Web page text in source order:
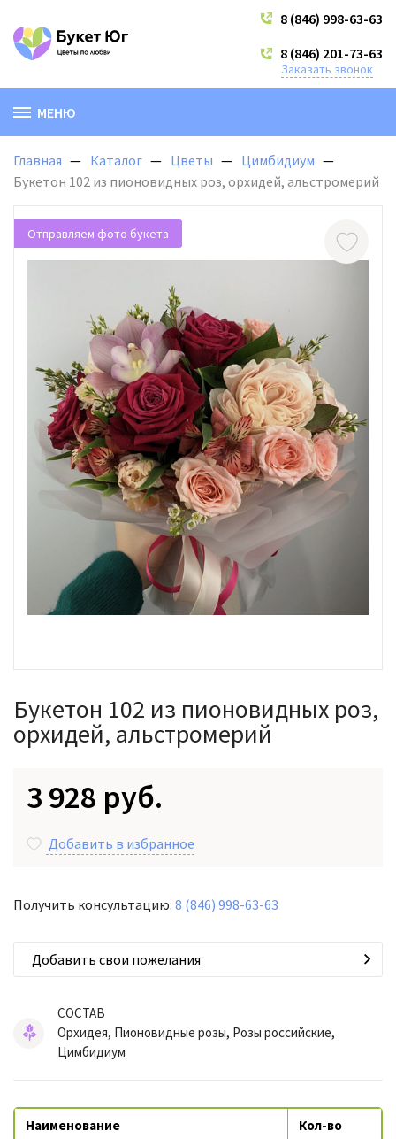
8 (846) 998-63-63
8 (846) 201-73-63
Заказать звонок
МЕНЮ
Главная Каталог Цветы
Цимбидиум
Букетон 102 из пионовидных роз, орхидей, альстромерий
Отправляем фото букета
Букетон 102 из пионовидных роз,
орхидей, альстромерий
3 928 руб.
Добавить в избранное
Получить консультацию: 8 (846) 998-63-63
Добавить свои пожелания
СОСТАВ
Орхидея, Пионовидные розы, Розы российские,
Цимбидиум
Наименование Кол-во